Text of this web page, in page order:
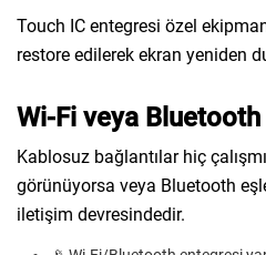
Touch IC entegresi özel
restore edilerek ekran yeniden
Wi-Fi veya Bluetooth
Kablosuz bağlantılar hiç
görünüyorsa veya Bluetooth
iletişim devresindedir.